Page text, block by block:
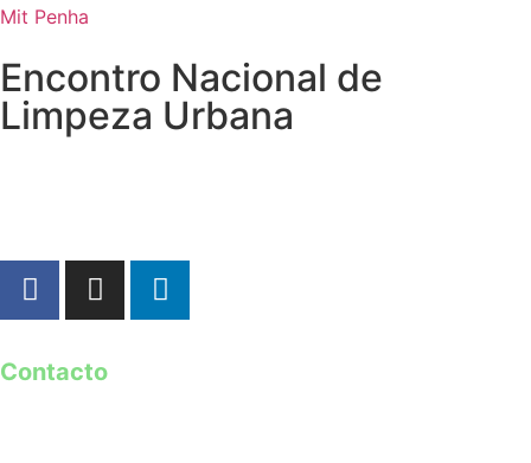
Mit Penha
Encontro Nacional de
Limpeza Urbana
Contacto